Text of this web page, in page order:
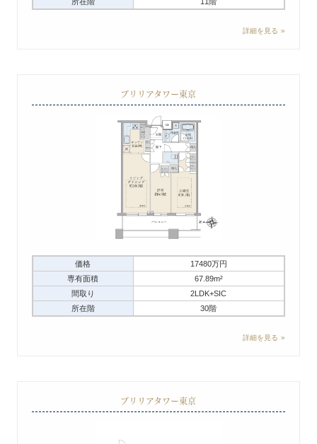
詳細を見る
ブリリアタワー東京
価格
17480万円
専有面積
67.89m²
間取り
2LDK+SIC
所在階
30階
詳細を見る
ブリリアタワー東京